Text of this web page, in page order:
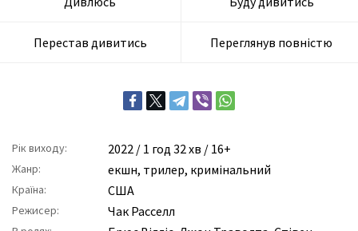
Перестав дивитись Переглянув повністю
Рік виходу: 2022 / 1 год 32 хв / 16+
Жанр: екшн, трилер, кримінальний
Країна: США
Режисер: Чак Расселл